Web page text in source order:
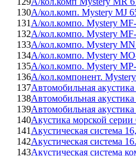
130А/кол.комп. Mystery MJ
131 А/кол.компо. Mystery
132А/кол.компо. Mystery
133А/кол.компо. Mystery
134А/кол.компо. Mystery
135А/кол.компо. Mystery
136А/кол.компонент.
137Автомобильная
138Автомобильная
139Автомобильная
140Акустика морской
141 Акустическая система
142Акустическая система
143Акустическая система